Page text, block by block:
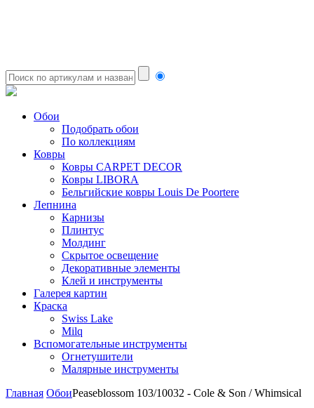
Обои
Подобрать обои
По коллекциям
Ковры
Ковры CARPET DECOR
Ковры LIBORA
Бельгийские ковры Louis De Poortere
Лепнина
Карнизы
Плинтус
Молдинг
Скрытое освещение
Декоративные элементы
Клей и инструменты
Галерея картин
Краска
Swiss Lake
Milq
Вспомогательные инструменты
Огнетушители
Малярные инструменты
Главная ОбоиPeaseblossom 103/10032 - Cole & Son / Whimsical